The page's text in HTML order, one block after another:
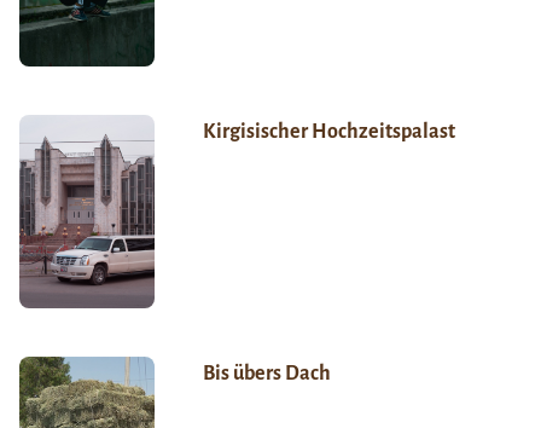
Kirgisischer Hochzeitspalast
Bis übers Dach